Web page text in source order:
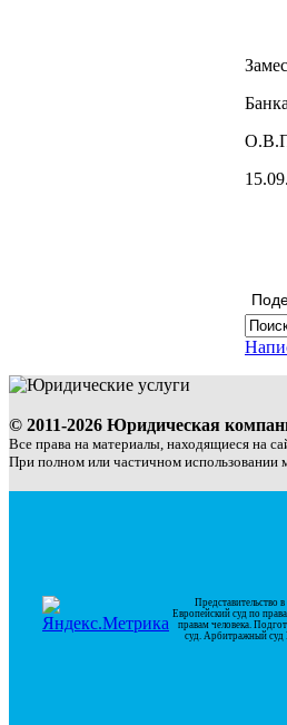
© 2011-2026 Юридическая
Все права на материалы, находящиеся на
При полном или частичном использовании
Представительство
Европейский суд по
правам человека.
суд. Арбитражный суд